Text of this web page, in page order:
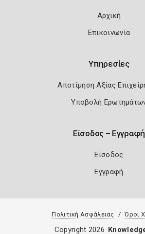
Αρχική
Επικοινωνία
Υπηρεσίες
Αποτίμηση Αξίας
Υποβολή
Είσοδος – Εγγραφή
Είσοδος
Εγγραφή
Πολιτική Ασφάλειας Όροι
Copyright 2026